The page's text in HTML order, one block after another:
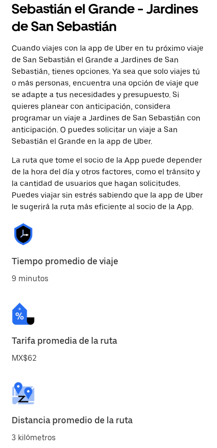
Sebastián el Grande - Jardines
de San Sebastián
Cuando viajes con la app de Uber en tu próximo viaje
de San Sebastián el Grande a Jardines de San
Sebastián, tienes opciones. Ya sea que solo viajes tú
o más personas, encuentra una opción de viaje que
se adapte a tus necesidades y presupuesto. Si
quieres planear con anticipación, considera
programar un viaje a Jardines de San Sebastián con
anticipación. O puedes solicitar un viaje a San
Sebastián el Grande en la app de Uber.
La ruta que tome el socio de la App puede depender
de la hora del día y otros factores, como el tránsito y
la cantidad de usuarios que hagan solicitudes.
Puedes viajar sin estrés sabiendo que la app de Uber
le sugerirá la ruta más eficiente al socio de la App.
Tiempo promedio de viaje
9 minutos
Tarifa promedia de la ruta
MX$62
Distancia promedio de la ruta
3 kilómetros